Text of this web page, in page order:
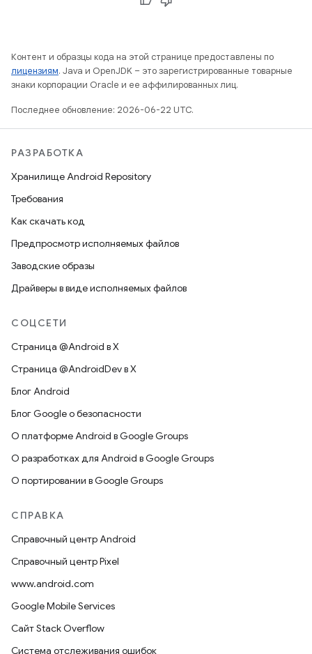
Контент и образцы кода на этой странице предоставлены по
лицензиям. Java и OpenJDK – это зарегистрированные товарные
знаки корпорации Oracle и ее аффилированных лиц.
Последнее обновление: 2026-06-22 UTC.
РАЗРАБОТКА
Хранилище Android Repository
Требования
Как скачать код
Предпросмотр исполняемых файлов
Заводские образы
Драйверы в виде исполняемых файлов
СОЦСЕТИ
Страница @Android в X
Страница @AndroidDev в X
Блог Android
Блог Google о безопасности
О платформе Android в Google Groups
О разработках для Android в Google Groups
О портировании в Google Groups
СПРАВКА
Справочный центр Android
Справочный центр Pixel
www.android.com
Google Mobile Services
Сайт Stack Overflow
Система отслеживания ошибок